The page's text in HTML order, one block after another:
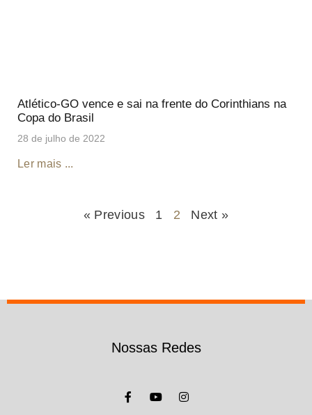
Atlético-GO vence e sai na frente do Corinthians na
Copa do Brasil
28 de julho de 2022
Ler mais ...
« Previous 1 2 Next »
Nossas Redes